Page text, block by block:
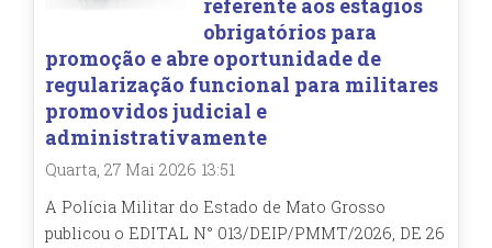
obrigatórios para
promoção e abre oportunidade de
regularização funcional para militares
promovidos judicial e
administrativamente
Quarta, 27 Mai 2026 13:51
A Polícia Militar do Estado de Mato Grosso
publicou o EDITAL N° 013/DEIP/PMMT/2026, DE 26